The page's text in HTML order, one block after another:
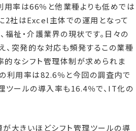
用率は66％と他業種よりも低めでは
2社はExcel主体での運用となって
福祉・介護業界の現状です。日々の
、突発的な対応も頻発するこの業種
的なシフト管理体制が求められま
利用率は82.6％と今回の調査内で
ツールの導入率も16.4％で、IT化の
大きいほどシフト管理ツールの導